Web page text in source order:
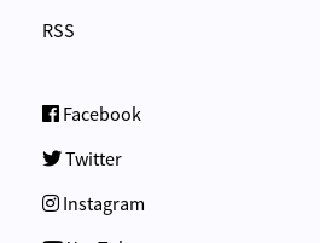
RSS
Facebook
Twitter
Instagram